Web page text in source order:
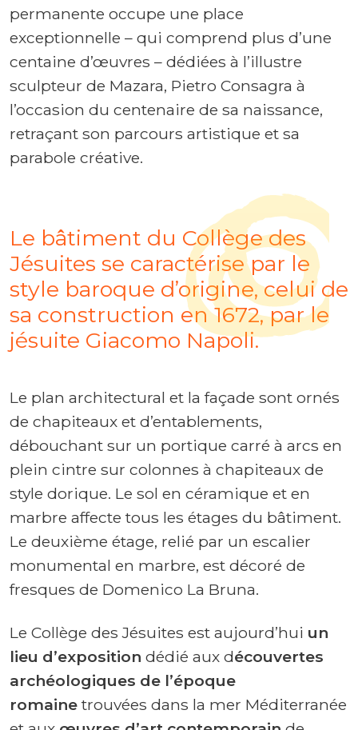
permanente occupe une place
exceptionnelle – qui comprend plus d’une
centaine d’œuvres – dédiées à l’illustre
sculpteur de Mazara, Pietro Consagra à
l’occasion du centenaire de sa naissance,
retraçant son parcours artistique et sa
parabole créative.
Le bâtiment du Collège des
Jésuites se caractérise par le
style baroque d’origine, celui de
sa construction en 1672, par le
jésuite Giacomo Napoli.
Le plan architectural et la façade sont ornés
de chapiteaux et d’entablements,
débouchant sur un portique carré à arcs en
plein cintre sur colonnes à chapiteaux de
style dorique. Le sol en céramique et en
marbre affecte tous les étages du bâtiment.
Le deuxième étage, relié par un escalier
monumental en marbre, est décoré de
fresques de Domenico La Bruna.
Le Collège des Jésuites est aujourd’hui un
lieu d’exposition dédié aux découvertes
archéologiques de l’époque
romaine trouvées dans la mer Méditerranée